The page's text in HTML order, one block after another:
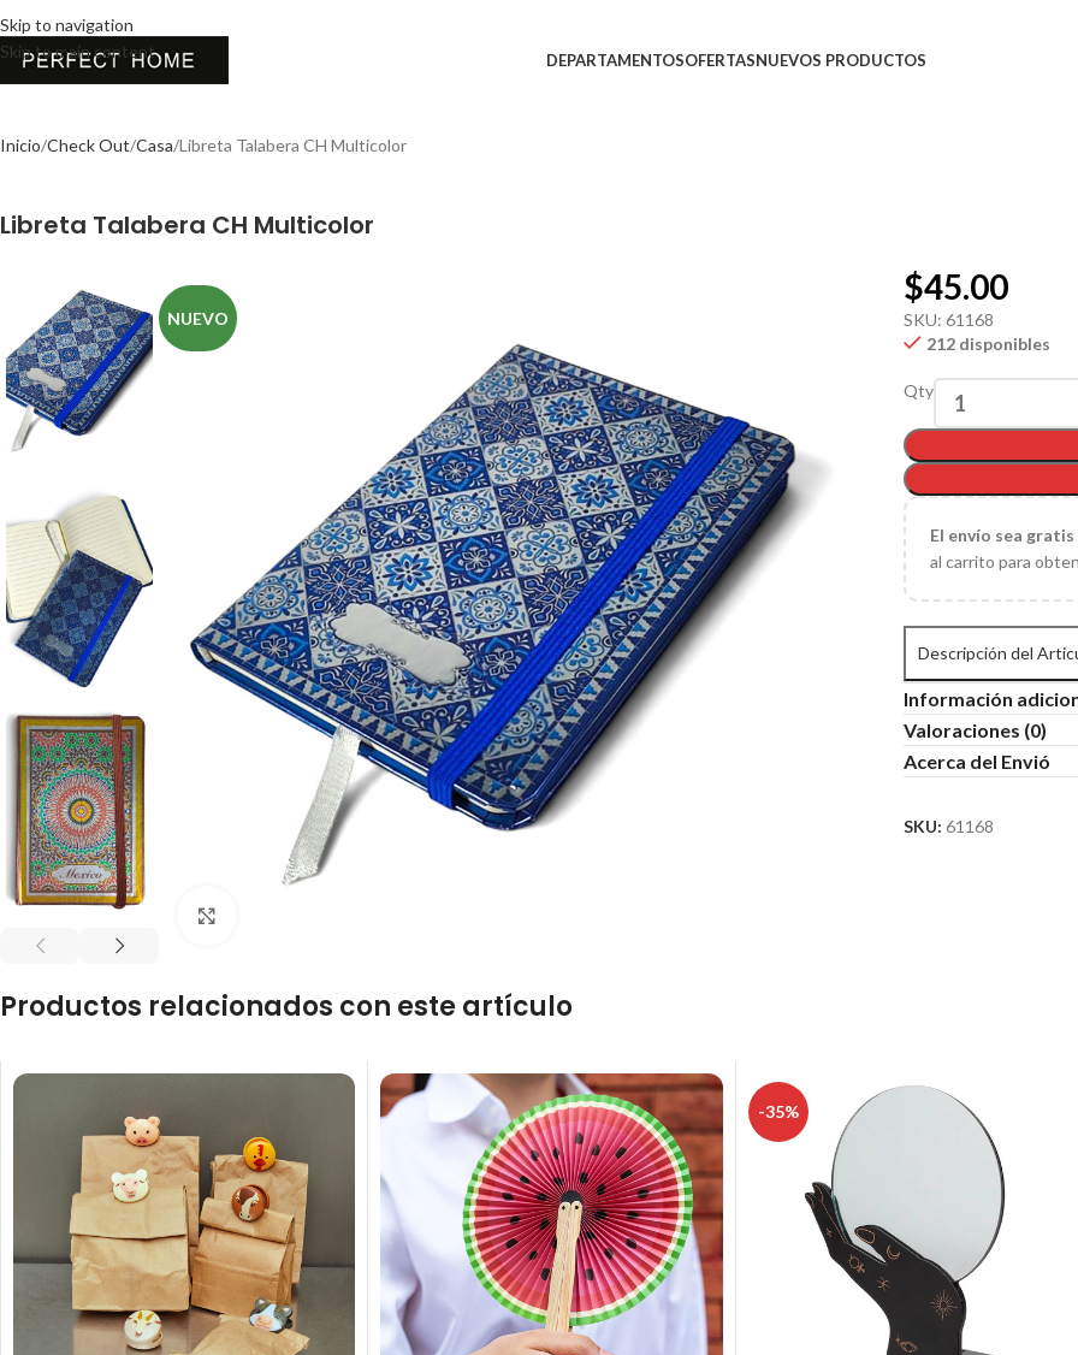
Skip to navigation
Skip to main content
DEPARTAMENTOSOFERTASNUEVOS PRODUCTOS
Inicio Check Out Casa Libreta Talabera CH Multicolor
Libreta Talabera CH Multicolor
NUEVO
$45.00
SKU:61168
212 disponibles
Qty
El envío sea
al carrito para
Descripción del
Información
Valoraciones (0)
Acerca del Envió
SKU:61168
Productos relacionados con este artículo
-35%